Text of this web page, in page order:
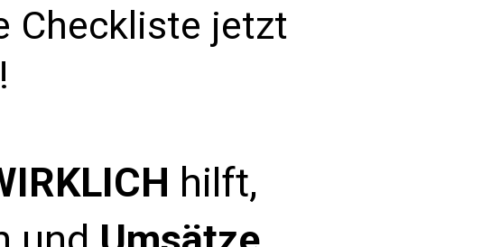
Checkliste jetzt
hilft,